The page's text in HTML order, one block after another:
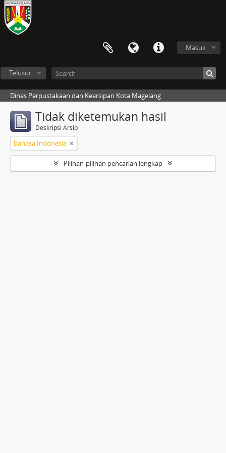
Masuk
Telusur
Dinas Perpustakaan dan Kearsipan Kota Magelang
Tidak diketemukan hasil
Deskripsi Arsip
Bahasa Indonesia
Pilihan-pilihan pencarian lengkap